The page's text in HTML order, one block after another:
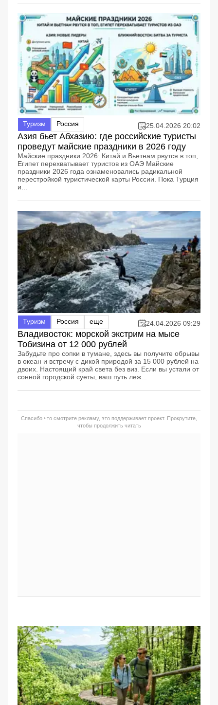
Туризм Россия 25.04.2026 20:02
Азия бьет Абхазию: где российские туристы
проведут майские праздники в 2026 году
Майские праздники 2026: Китай и Вьетнам рвутся в топ,
Египет перехватывает туристов из ОАЭ Майские
праздники 2026 года ознаменовались радикальной
перестройкой туристической карты России. Пока Турция
и...
Туризм Россия еще 24.04.2026 09:29
Владивосток: морской экстрим на мысе
Тобизина от 12 000 рублей
Забудьте про сопки в тумане, здесь вы получите обрывы
в океан и встречу с дикой природой за 15 000 рублей на
двоих. Настоящий край света без виз. Если вы устали от
сонной городской суеты, ваш путь леж...
Спасибо что смотрите рекламу, это поддерживает проект. Прокрутите,
чтобы продолжить читать